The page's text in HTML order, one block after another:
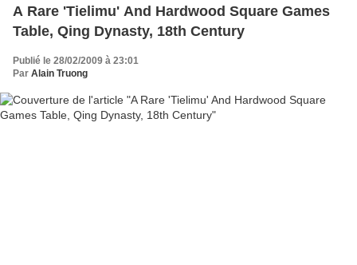
A Rare 'Tielimu' And Hardwood Square Games
Table, Qing Dynasty, 18th Century
Publié le 28/02/2009 à 23:01
Par Alain Truong